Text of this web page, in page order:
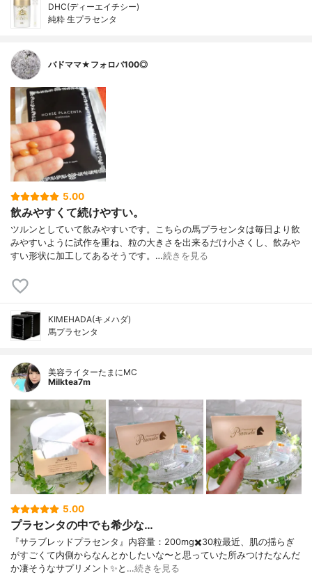
DHC(ディーエイチシー)
純粋 生プラセンタ
バドママ★フォロバ100◎
5.00
飲みやすくて続けやすい。
ツルンとしていて飲みやすいです。こちらの馬プラセンタは毎日より飲
みやすいように試作を重ね、粒の大きさを出来るだけ小さくし、飲みや
すい形状に加工してあるそうです。…続きを見る
KIMEHADA(キメハダ)
馬プラセンタ
美容ライターたまにMC
Milktea7m
5.00
プラセンタの中でも希少な…
『サラブレッドプラセンタ』内容量：200mg✖️30粒最近、肌の揺らぎ
がすごくて内側からなんとかしたいな〜と思っていた所みつけたなんだ
か凄そうなサプリメント✨と…続きを見る